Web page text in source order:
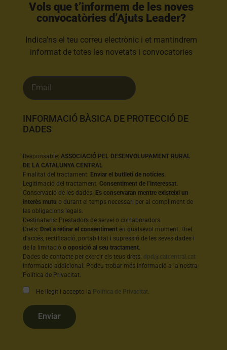
Vols que t’informem de les noves
convocatòries d’Ajuts Leader?​
Indica’ns el teu correu electrònic i et mantindrem
informat de totes les novetats i convocatories
INFORMACIÓ BÀSICA DE PROTECCIÓ DE
DADES
Responsable: ASSOCIACIÓ PEL DESENVOLUPAMENT RURAL
DE LA CATALUNYA CENTRAL
Finalitat del tractament: Enviar el butlletí de notícies.
Legitimació del tractament:Consentiment de l’interessat.
Conservació de les dades: Es conservaran mentre existeixi un
interès mutu o durant el temps necessari per al compliment de
les obligacions legals.
Destinataris: Prestadors de servei o col·laboradors.
Drets: Dret a retirar el consentiment en qualsevol moment. Dret
d'accés, rectificació, portabilitat i supressió de les seves dades i
de la limitacióo oposició al seu tractament
Dades de contacte per exercir els teus drets: dpd@catcentral.cat
Informació addicional: Podeu trobar més informació a la nostra
Política de Privacitat.
He llegit i accepto la Política de Privacitat
Enviar